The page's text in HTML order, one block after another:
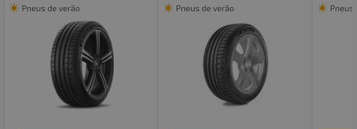
Pneus de verão Pneus de verão Pneus